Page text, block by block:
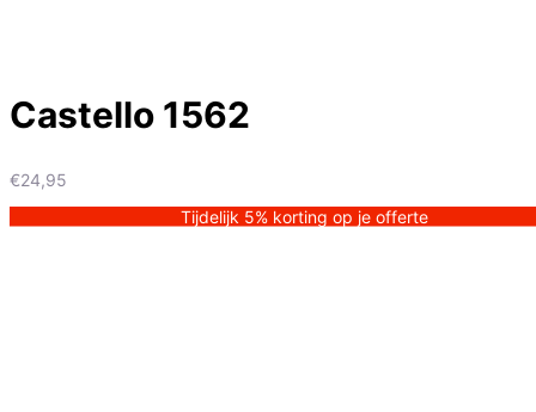
Castello 1562
€24,95
Tijdelijk 5% korting op je offerte